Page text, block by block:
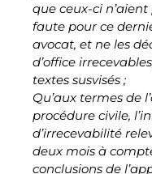
que ceux-ci
faute pour ce
avocat, et ne les
d’office
textes susvisés ;
Qu’aux termes de
procédure civile,
d’irrecevabilité
deux mois à
conclusions de